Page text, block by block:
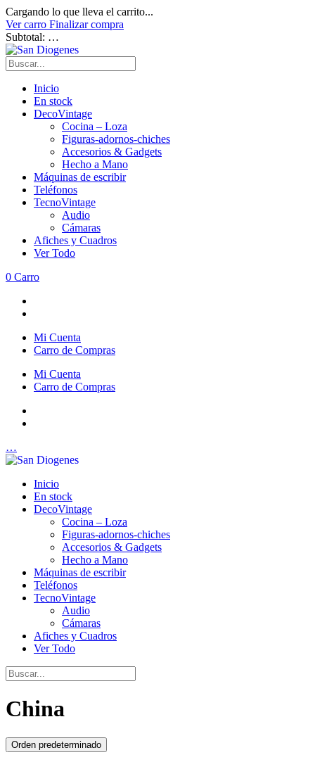
Cargando lo que lleva el carrito...
Ver carro Finalizar compra
Subtotal: …
Inicio
En stock
DecoVintage
Cocina – Loza
Figuras-adornos-chiches
Accesorios & Gadgets
Hecho a Mano
Máquinas de escribir
Teléfonos
TecnoVintage
Audio
Cámaras
Afiches y Cuadros
Ver Todo
0 Carro
Mi Cuenta
Carro de Compras
Mi Cuenta
Carro de Compras
…
Inicio
En stock
DecoVintage
Cocina – Loza
Figuras-adornos-chiches
Accesorios & Gadgets
Hecho a Mano
Máquinas de escribir
Teléfonos
TecnoVintage
Audio
Cámaras
Afiches y Cuadros
Ver Todo
China
Orden predeterminado